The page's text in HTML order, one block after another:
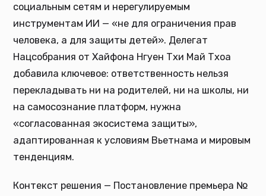
социальным сетям и нерегулируемым
инструментам ИИ — «не для ограничения прав
человека, а для защиты детей». Делегат
Нацсобрания от Хайфона Нгуен Тхи Май Тхоа
добавила ключевое: ответственность нельзя
перекладывать ни на родителей, ни на школы, ни
на самосознание платформ, нужна
«согласованная экосистема защиты»,
адаптированная к условиям Вьетнама и мировым
тенденциям.
Контекст решения — Постановление премьера №